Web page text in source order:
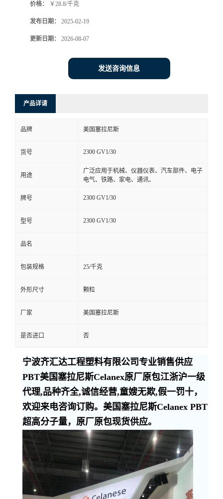
价格： ￥28.8/千克
发布日期： 2025-02-19
更新日期： 2026-08-07
发送咨询信息
产品详请
品牌 美国塞拉尼斯
货号 2300 GV1/30
用途
广泛应用于机械、仪器仪表、汽车部件、电子
电气、铁路、家电、通讯、
牌号 2300 GV1/30
型号 2300 GV1/30
品名
包装规格 25/千克
外形尺寸 颗粒
厂家 美国塞拉尼斯
是否进口 否
宁波齐汇达工程塑料有限公司专业销售供应
PBT美国塞拉尼斯Celanex原厂原包江浙沪一级
代理,品种齐全,诚信经营,童嫂无欺,假一罚十，
欢迎来电咨询订购。美国塞拉尼斯Celanex PBT
超高分子量，原厂原包现货供应。